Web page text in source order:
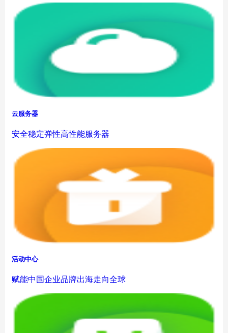
云服务器
安全稳定弹性高性能服务器
活动中心
赋能中国企业品牌出海走向全球